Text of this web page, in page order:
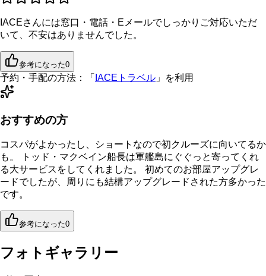
IACEさんには窓口・電話・Eメールでしっかりご対応いただ
いて、不安はありませんでした。
参考になった0
予約・手配の方法： 「 IACEトラベル 」を利用
おすすめの方
コスパがよかったし、ショートなので初クルーズに向いてるか
も。 トッド・マクベイン船長は軍艦島にぐぐっと寄ってくれ
る大サービスをしてくれました。 初めてのお部屋アップグレ
ードでしたが、周りにも結構アップグレードされた方多かった
です。
参考になった0
フォトギャラリー